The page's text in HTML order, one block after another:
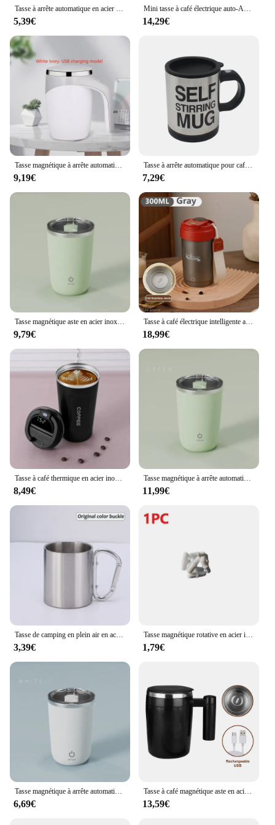
Tasse à arrête automatique en acier inoxydable, tasse à café mélangée, tasse à thé avec couvercle, automatique, électrique, paresseux, lait, Assad, arrête automatique, 500ml
5,39€
Mini tasse à café électrique auto-Assad, étanche, sans danger pour les aliments, aste par USB, tasse magnétique automatique pour le thé, 380ml
14,29€
Tasse magnétique à arrête automatique, modèle aste, milkshake paresseux électrique, mélangeur rotatif, bouteille thermique intelligente pour centre commercial, café
9,19€
Tasse à arrête automatique pour café et lait, tasse thermique en acier inoxydable, tasse intelligente à double isolation, paresseux électrique, Assad, 400ml
7,29€
9,79€
Tasse à café électrique intelligente aste par USB, tasse à arrête automatique, tasse magnétique rotative portable, tasses auto-Assad, 300ml
18,99€
8,49€
Tasse magnétique à arrête automatique aste, acier inoxydable, café, lait, tasse Assad, bouteille d'eau intelligente pour centre commercial
11,99€
3,39€
Tasse magnétique rotative en acier inoxydable, tasse à café électrique portable, outils à boire à la maison, arrête automatique, aste
1,79€
6,69€
Tasse à café magnétique aste en acier inoxydable, tasse à arrête automatique, Auto Assad, 380ml
13,59€